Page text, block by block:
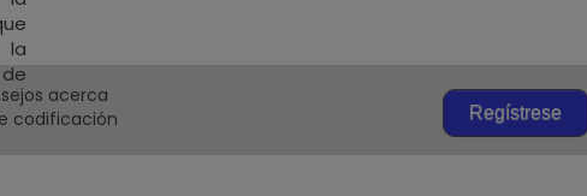
la
acerca
codificación
Regístrese